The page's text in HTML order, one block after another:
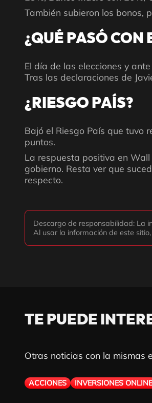
También subieron los bonos,
¿QUÉ PASÓ CON
El día de las elecciones y
Tras las declaraciones de
¿RIESGO PAÍS?
Bajó el Riesgo País que tuvo
puntos.
La respuesta positiva en
gobierno. Resta ver que
respecto.
Descargo de responsabilidad: La
Al usar la información de este
TE PUEDE
Otras noticias con la mismas
ACCIONES INVERSIONES ONLINE